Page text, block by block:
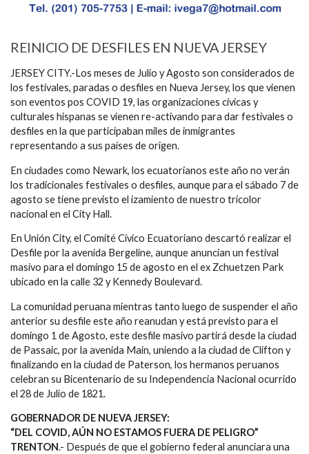
REINICIO DE DESFILES EN NUEVA JERSEY
JERSEY CITY.-Los meses de Julio y Agosto son considerados de
los festivales, paradas o desfiles en Nueva Jersey, los que vienen
son eventos pos COVID 19, las organizaciones cívicas y
culturales hispanas se vienen re-activando para dar festivales o
desfiles en la que participaban miles de inmigrantes
representando a sus países de origen.
En ciudades como Newark, los ecuatorianos este año no verán
los tradicionales festivales o desfiles, aunque para el sábado 7 de
agosto se tiene previsto el izamiento de nuestro tricolor
nacional en el City Hall.
En Unión City, el Comité Cívico Ecuatoriano descartó realizar el
Desfile por la avenida Bergeline, aunque anuncian un festival
masivo para el domingo 15 de agosto en el ex Zchuetzen Park
ubicado en la calle 32 y Kennedy Boulevard.
La comunidad peruana mientras tanto luego de suspender el año
anterior su desfile este año reanudan y está previsto para el
domingo 1 de Agosto, este desfile masivo partirá desde la ciudad
de Passaic, por la avenida Main, uniendo a la ciudad de Clifton y
finalizando en la ciudad de Paterson, los hermanos peruanos
celebran su Bicentenario de su Independencia Nacional ocurrido
el 28 de Julio de 1821.
GOBERNADOR DE NUEVA JERSEY:
“DEL COVID, AÚN NO ESTAMOS FUERA DE PELIGRO”
TRENTON.- Después de que el gobierno federal anunciara una